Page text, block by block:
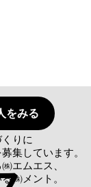
りに
集しています。
エムエス、
㈱メント。
をみる